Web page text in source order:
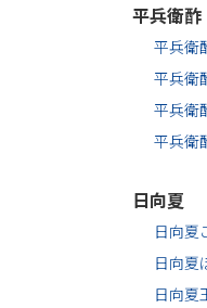
平兵衛酢
平兵衛
平兵衛
平兵衛
平兵衛
日向夏
日向夏
日向夏
日向夏